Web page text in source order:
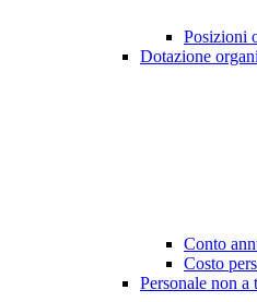
Posizioni
Dotazione
Conto
Costo
Personale non a